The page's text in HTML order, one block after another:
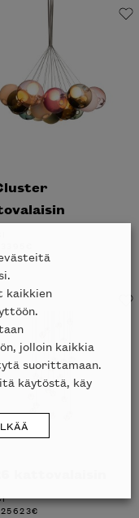
25623€
kaikkien
jolloin kaikkia
suorittamaan.
käytöstä, käy